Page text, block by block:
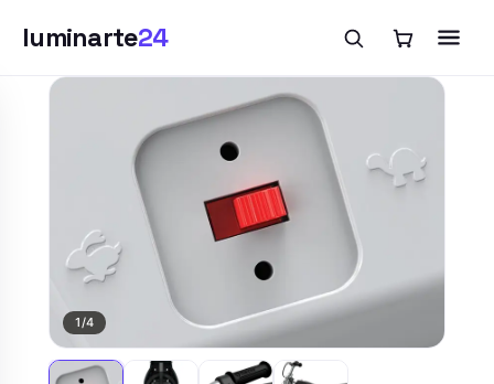
luminarte24
Przejdź
1/4